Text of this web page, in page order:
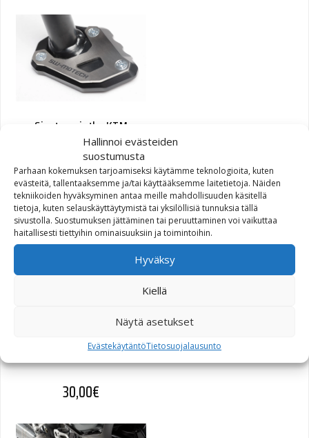
Hallinnoi evästeiden
suostumusta
Parhaan kokemuksen tarjoamiseksi käytämme teknologioita, kuten
evästeitä, tallentaaksemme ja/tai käyttääksemme laitetietoja. Näiden
tekniikoiden hyväksyminen antaa meille mahdollisuuden käsitellä
tietoja, kuten selauskäyttäytymistä tai yksilöllisiä tunnuksia tällä
sivustolla. Suostumuksen jättäminen tai peruuttaminen voi vaikuttaa
haitallisesti tiettyihin ominaisuuksiin ja toimintoihin.
Hyväksy
Kiellä
Näytä asetukset
EvästekäytäntöTietosuojalausunto
Sivutuen jatke KTM
1050/1090/1190 Adv / 1290
SAdv
55,00€
Keskituen nostokahva
Kawasaki KLR 650 08-
30,00€